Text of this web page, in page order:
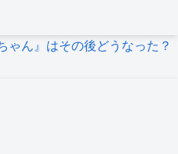
ゃん』はその後どうなった？